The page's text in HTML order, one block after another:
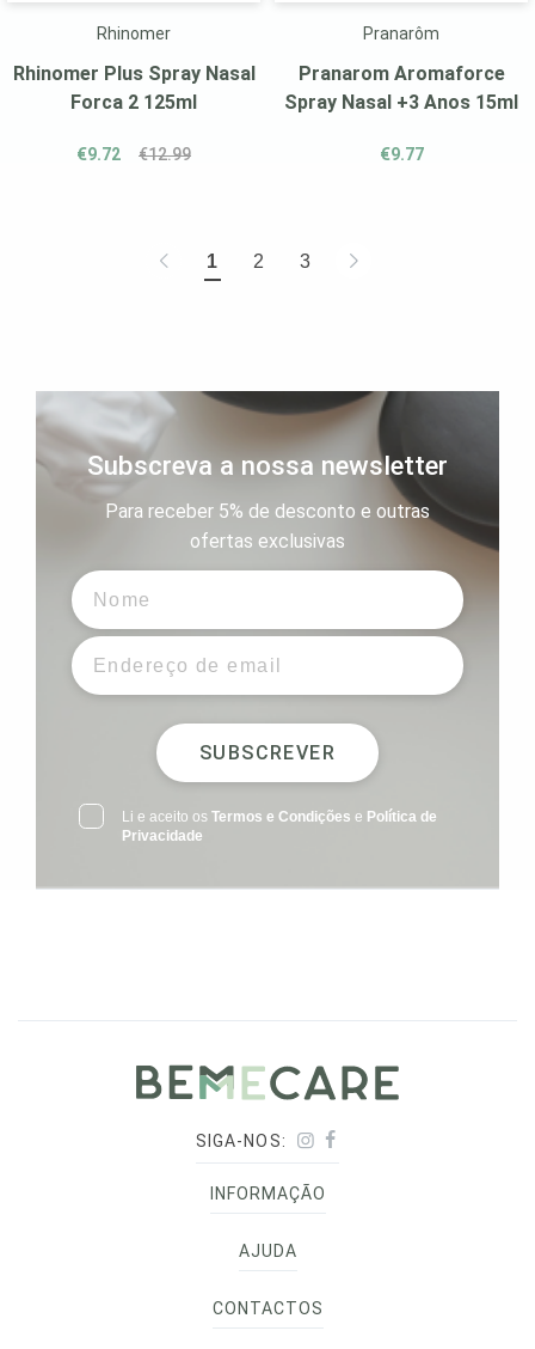
Rhinomer
Rhinomer Plus Spray Nasal
Forca 2 125ml
€9.72 €12.99
Pranarôm
Pranarom Aromaforce
Spray Nasal +3 Anos 15ml
€9.77
1 2 3
Subscreva a nossa newsletter
Para receber 5% de desconto e outras
ofertas exclusivas
SUBSCREVER
Li e aceito os Termos e Condições e Política de
Privacidade
SIGA-NOS:
INFORMAÇÃO
AJUDA
CONTACTOS